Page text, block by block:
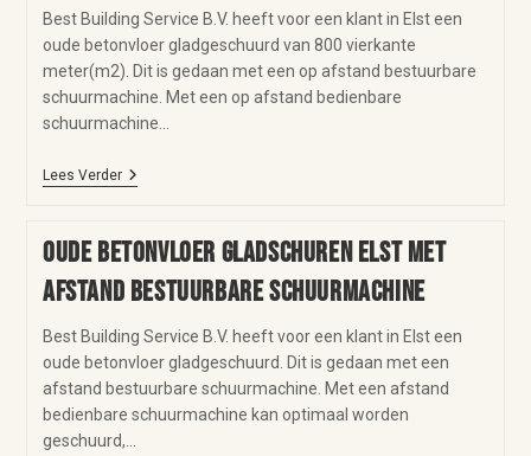
Best Building Service B.V. heeft voor een klant in Elst een
oude betonvloer gladgeschuurd van 800 vierkante
meter(m2). Dit is gedaan met een op afstand bestuurbare
schuurmachine. Met een op afstand bedienbare
schuurmachine…
Lees Verder
Oude betonvloer gladschuren Elst met
afstand bestuurbare schuurmachine
Best Building Service B.V. heeft voor een klant in Elst een
oude betonvloer gladgeschuurd. Dit is gedaan met een
afstand bestuurbare schuurmachine. Met een afstand
bedienbare schuurmachine kan optimaal worden
geschuurd,…